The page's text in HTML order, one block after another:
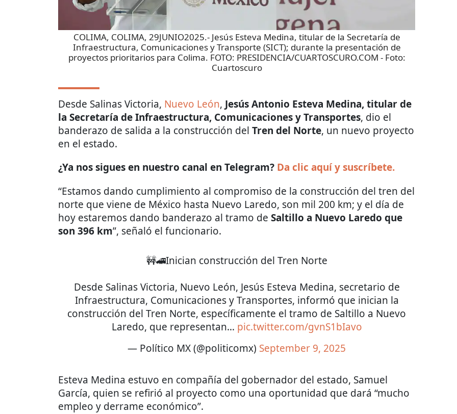
COLIMA, COLIMA, 29JUNIO2025.- Jesús Esteva Medina, titular de la Secretaría de
Infraestructura, Comunicaciones y Transporte (SICT); durante la presentación de
proyectos prioritarios para Colima. FOTO: PRESIDENCIA/CUARTOSCURO.COM - Foto:
Cuartoscuro
Desde Salinas Victoria, Nuevo León, Jesús Antonio Esteva Medina, titular de
la Secretaría de Infraestructura, Comunicaciones y Transportes, dio el
banderazo de salida a la construcción del Tren del Norte, un nuevo proyecto
en el estado.
¿Ya nos sigues en nuestro canal en Telegram? Da clic aquí y suscríbete.
“Estamos dando cumplimiento al compromiso de la construcción del tren del
norte que viene de México hasta Nuevo Laredo, son mil 200 km; y el día de
hoy estaremos dando banderazo al tramo de Saltillo a Nuevo Laredo que
son 396 km”, señaló el funcionario.
🚧🚄Inician construcción del Tren Norte
Desde Salinas Victoria, Nuevo León, Jesús Esteva Medina, secretario de
Infraestructura, Comunicaciones y Transportes, informó que inician la
construcción del Tren Norte, específicamente el tramo de Saltillo a Nuevo
Laredo, que representan… pic.twitter.com/gvnS1bIavo
— Político MX (@politicomx) September 9, 2025
Esteva Medina estuvo en compañía del gobernador del estado, Samuel
García, quien se refirió al proyecto como una oportunidad que dará “mucho
empleo y derrame económico”.